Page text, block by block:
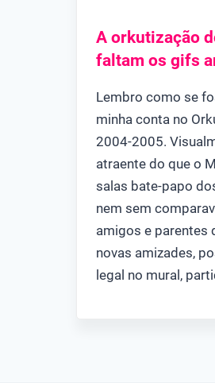
A orkutização
faltam os gifs
Lembro como se
minha conta no
2004-2005.
atraente do que o
salas bate-papo
nem sem
amigos e parentes
novas amizades,
legal no mural,